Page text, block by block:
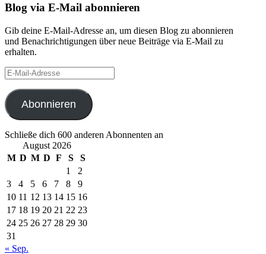
Blog via E-Mail abonnieren
Gib deine E-Mail-Adresse an, um diesen Blog zu abonnieren
und Benachrichtigungen über neue Beiträge via E-Mail zu
erhalten.
E-
Mail-
Adresse
Abonnieren
Schließe dich 600 anderen Abonnenten an
August 2026
M D M D F S
S
1
2
3
4 5 6 7 8
9
10 11 12 13 14 15 16
17 18 19 20 21 22 23
24 25 26 27 28 29 30
31
« Sep.